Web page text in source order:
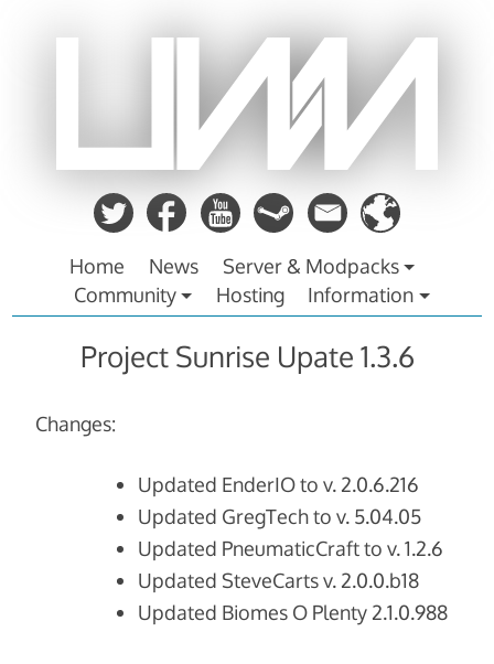
Home News
Server & Modpacks
Community
Hosting Information
Project Sunrise Upate 1.3.6
Changes:
Updated EnderIO to v. 2.0.6.216
Updated GregTech to v. 5.04.05
Updated PneumaticCraft to v. 1.2.6
Updated SteveCarts v. 2.0.0.b18
Updated Biomes O Plenty 2.1.0.988